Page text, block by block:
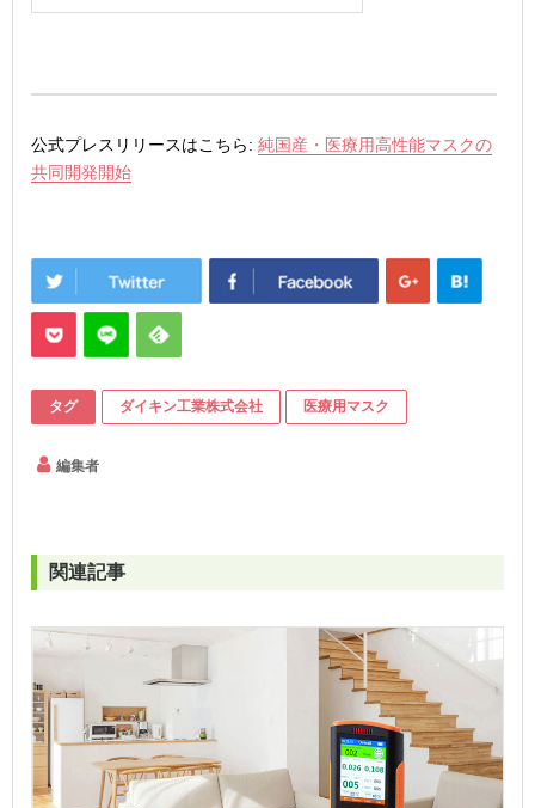
公式プレスリリースはこちら: 純国産・医療用高性能マスクの
共同開発開始
タグ ダイキン工業株式会社 医療用マスク
編集者
関連記事